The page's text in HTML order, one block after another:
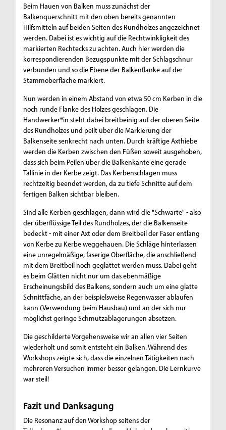
Beim Hauen von Balken muss zunächst der
Balkenquerschnitt mit den oben bereits genannten
Hilfsmitteln auf beiden Seiten des Rundholzes angezeichnet
werden. Dabei ist es wichtig auf die Rechtwinkligkeit des
markierten Rechtecks zu achten. Auch hier werden die
korrespondierenden Bezugspunkte mit der Schlagschnur
verbunden und so die Ebene der Balkenflanke auf der
Stammoberfläche markiert.
Nun werden in einem Abstand von etwa 50 cm Kerben in die
noch runde Flanke des Holzes geschlagen. Die
Handwerker*in steht dabei breitbeinig auf der oberen Seite
des Rundholzes und peilt über die Markierung der
Balkenseite senkrecht nach unten. Durch kräftige Axthiebe
werden die Kerben zwischen den Füßen soweit ausgehoben,
dass sich beim Peilen über die Balkenkante eine gerade
Tallinie in der Kerbe zeigt. Das Kerbenschlagen muss
rechtzeitig beendet werden, da zu tiefe Schnitte auf dem
fertigen Balken sichtbar bleiben.
Sind alle Kerben geschlagen, dann wird die "Schwarte" - also
der überflüssige Teil des Rundholzes, der die Balkenseite
bedeckt - mit einer Axt oder dem Breitbeil der Faser entlang
von Kerbe zu Kerbe weggehauen. Die Schläge hinterlassen
eine unregelmäßige, faserige Oberfläche, die anschließend
mit dem Breitbeil noch geglättet werden muss. Dabei geht
es beim Glätten nicht nur um das ebenmäßige
Erscheinungsbild des Balkens, sondern auch um eine glatte
Schnittfäche, an der beispielsweise Regenwasser ablaufen
kann (Verwendung beim Hausbau) und an der sich nur
möglichst geringe Schmutzablagerungen absetzen.
Die geschilderte Vorgehensweise wir an allen vier Seiten
wiederholt und somit entsteht ein Balken. Während des
Workshops zeigte sich, dass die einzelnen Tätigkeiten nach
mehreren Versuchen immer besser gelangen. Die Lernkurve
war steil!
Fazit und Danksagung
Die Resonanz auf den Workshop seitens der